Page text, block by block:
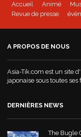
Accueil Animé
Revue de presse
A PROPOS DE NOUS
Asia-Tik.com est un site
japonaise sous toutes ses
DERNIÈRES NEWS
The Bugle